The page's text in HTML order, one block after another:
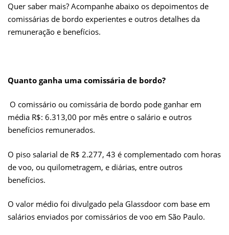
Quer saber mais? Acompanhe abaixo os depoimentos de
comissárias de bordo experientes e outros detalhes da
remuneração e benefícios.
Quanto ganha uma comissária de bordo?
O comissário ou comissária de bordo pode ganhar em
média R$: 6.313,00 por mês entre o salário e outros
benefícios remunerados.
O piso salarial de R$ 2.277, 43 é complementado com horas
de voo, ou quilometragem, e diárias, entre outros
benefícios.
O valor médio foi divulgado pela Glassdoor com base em
salários enviados por comissários de voo em São Paulo.